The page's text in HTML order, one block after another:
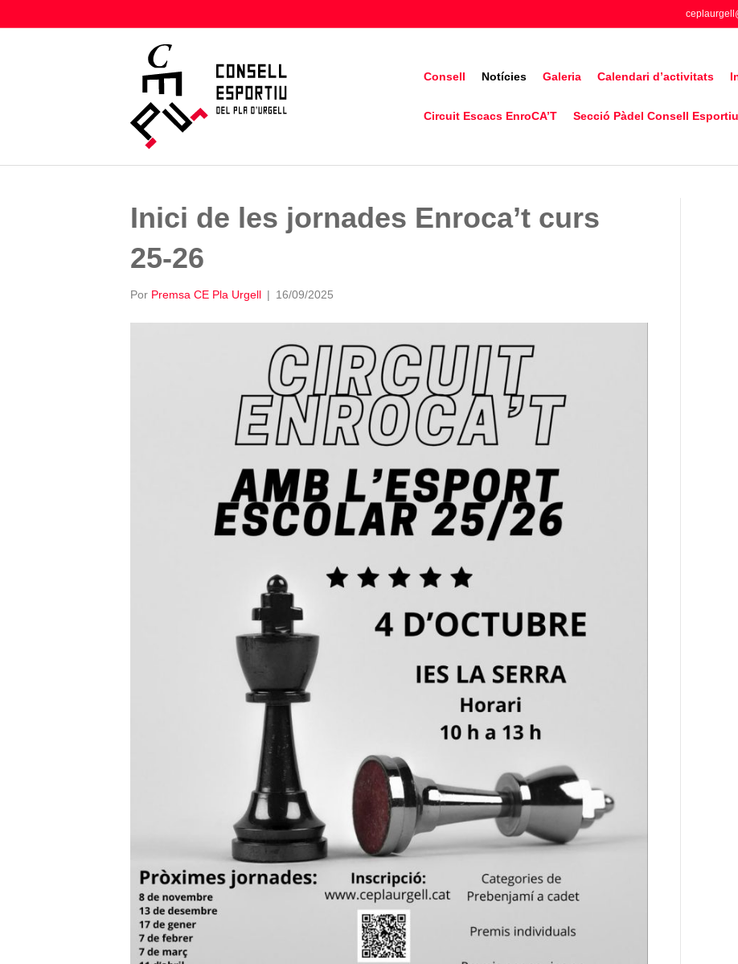
Consell Notícies Galeria Calendari d’activitats
Circuit Escacs EnroCA’T Secció Pàdel Consell
Inici de les jornades Enroca’t curs
25-26
Por Premsa CE Pla Urgell | 16/09/2025